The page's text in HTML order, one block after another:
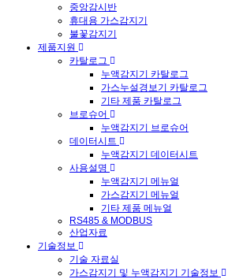
중앙감시반
휴대용 가스감지기
불꽃감지기
제품지원
카탈로그
누액감지기 카탈로그
가스누설경보기 카탈로그
기타 제품 카탈로그
브로슈어
누액감지기 브로슈어
데이터시트
누액감지기 데이터시트
사용설명
누액감지기 메뉴얼
가스감지기 메뉴얼
기타 제품 메뉴얼
RS485 & MODBUS
산업자료
기술정보
기술 자료실
가스감지기 및 누액감지기 기술정보